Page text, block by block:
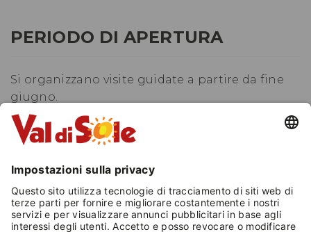
PERIODO DI APERTURA
Si organizzano visite guidate a partire da fine
giugno.
Informazioni e prenotazioni c/o Uffici
Informazioni di Dimaro e di Folgarida.
INFORMAZIONI